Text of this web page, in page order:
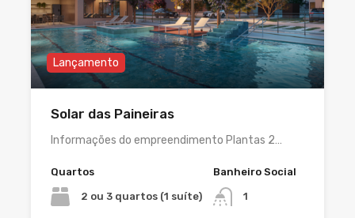
Lançamento
Solar das Paineiras
Informações do empreendimento Plantas 2…
Quartos
2 ou 3 quartos (1 suíte)
Banheiro Social
1